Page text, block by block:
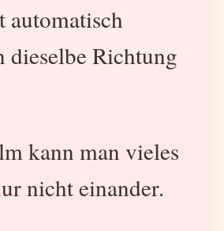
automatisch
dieselbe Richtung
kann man vieles
nicht einander.